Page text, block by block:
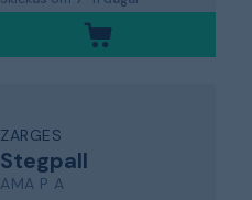
ZARGES
Stegpall
AMA P A